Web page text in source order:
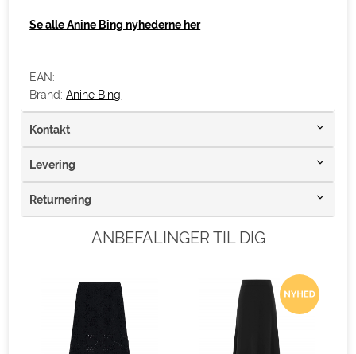
Se alle Anine Bing nyhederne her
EAN:
Brand:Anine Bing
Kontakt
Levering
Returnering
ANBEFALINGER TIL DIG